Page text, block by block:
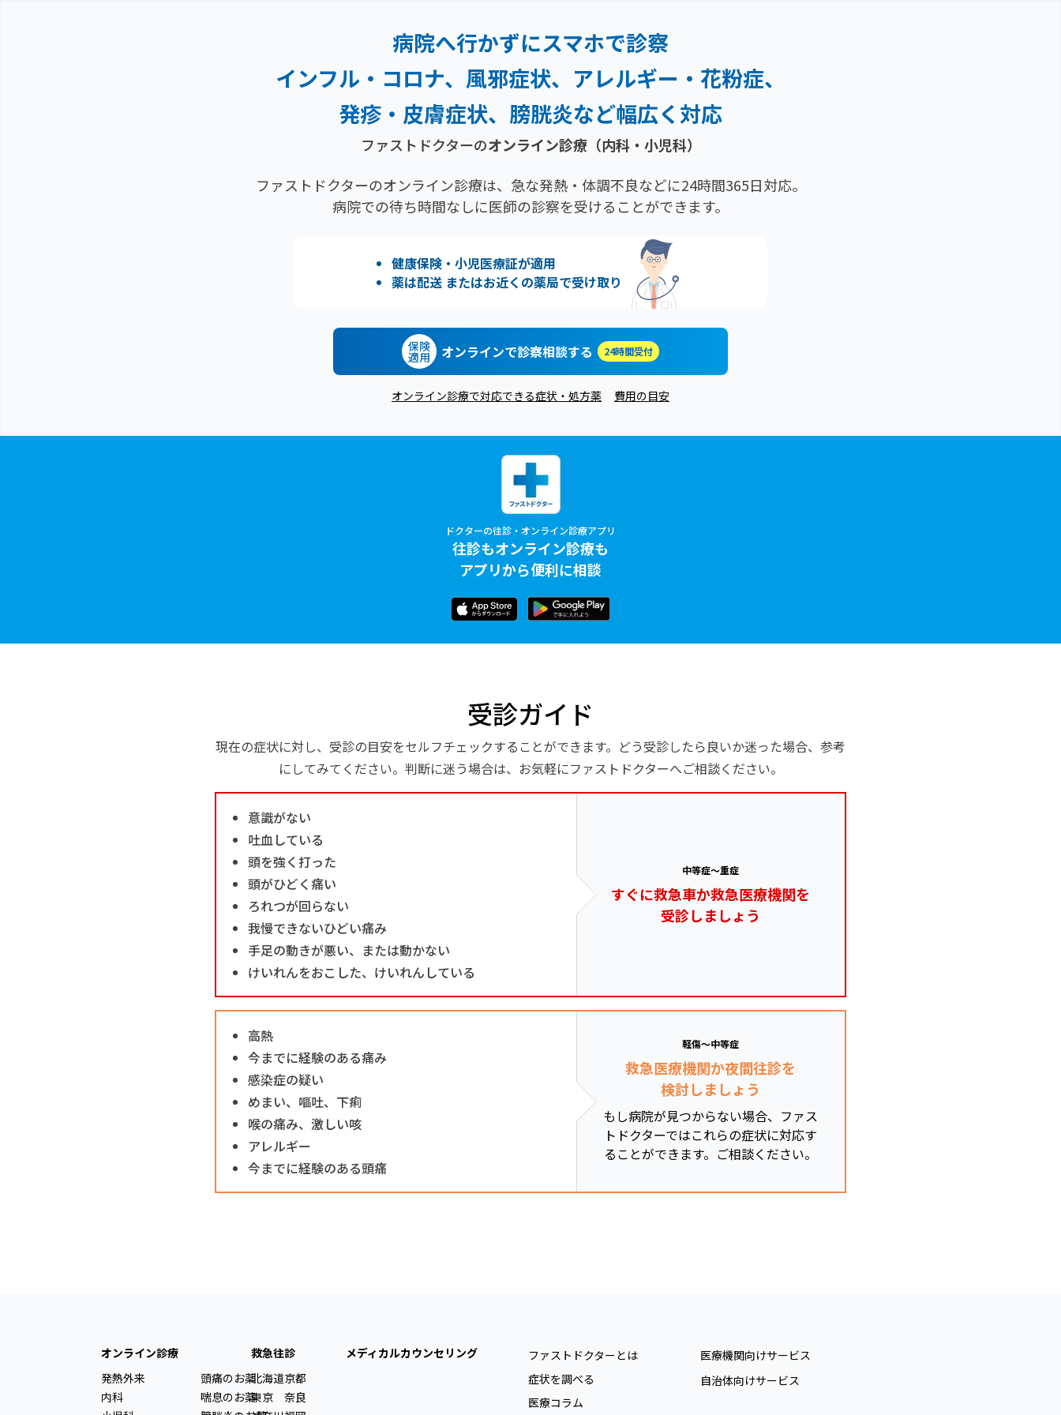
病院へ行かずにスマホで診察
インフル・コロナ、風邪症状、 アレルギー・花粉症、
発疹・ 皮膚症状、膀胱炎など幅広く対応
ファストドクターのオンライン診療（内科・小児科）
ファストドクターのオンライン診療は、急な発熱・体調不良などに24時間365日対応。
病院での待ち時間なしに医師の診察を受けることができます。
健康保険・小児医療証が適用
薬は配送 またはお近くの薬局で受け取り
保険
適用 オンラインで診察相談する 24時間受付
オンライン診療で対応できる症状・処方薬 費用の目安
ドクターの往診・オンライン診療アプリ
往診もオンライン診療も
アプリから便利に相談
受診ガイド
現在の症状に対し、受診の目安をセルフチェックすることができます。どう受診したら良いか迷った場合、参考
にしてみてください。判断に迷う場合は、お気軽にファストドクターへご相談ください。
意識がない
吐血している
頭を強く打った
頭がひどく痛い
ろれつが回らない
我慢できないひどい痛み
手足の動きが悪い、または動かない
けいれんをおこした、けいれんしている
中等症～重症
すぐに救急車か救急医療機関を
受診しましょう
高熱
今までに経験のある痛み
感染症の疑い
めまい、嘔吐、下痢
喉の痛み、激しい咳
アレルギー
今までに経験のある頭痛
軽傷～中等症
救急医療機関か夜間往診を
検討しましょう
もし病院が見つからない場合、ファス
トドクターではこれらの症状に対応す
ることができます。ご相談ください。
オンライン診療
発熱外来
内科
頭痛のお薬
喘息のお薬
救急往診
北海道
東京
京都
奈良
メディカルカウンセリング
ファストドクターとは
症状を調べる
医療コラム
医療機関向けサービス
自治体向けサービス